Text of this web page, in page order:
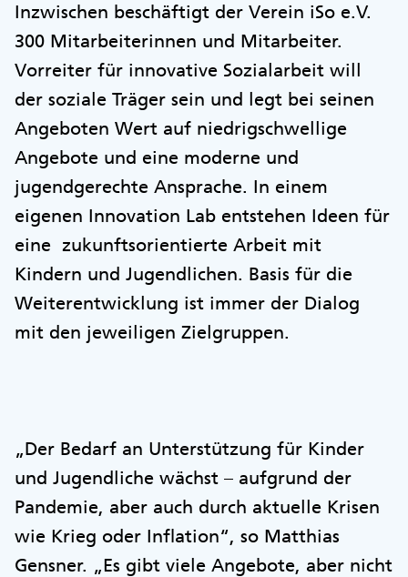
Inzwischen beschäftigt der Verein iSo e.V.
300 Mitarbeiterinnen und Mitarbeiter.
Vorreiter für innovative Sozialarbeit will
der soziale Träger sein und legt bei seinen
Angeboten Wert auf niedrigschwellige
Angebote und eine moderne und
jugendgerechte Ansprache. In einem
eigenen Innovation Lab entstehen Ideen für
eine zukunftsorientierte Arbeit mit
Kindern und Jugendlichen. Basis für die
Weiterentwicklung ist immer der Dialog
mit den jeweiligen Zielgruppen.
„Der Bedarf an Unterstützung für Kinder
und Jugendliche wächst – aufgrund der
Pandemie, aber auch durch aktuelle Krisen
wie Krieg oder Inflation“, so Matthias
Gensner. „Es gibt viele Angebote, aber nicht